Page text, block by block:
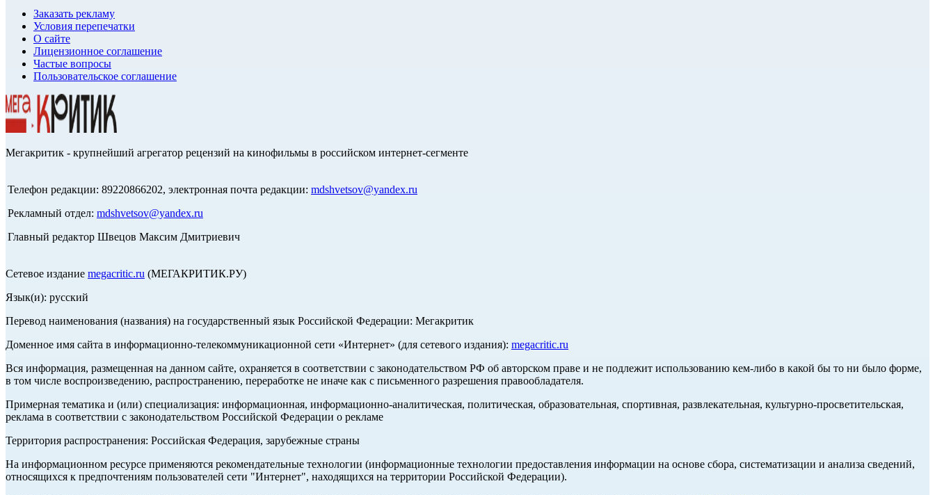
Заказать рекламу
Условия перепечатки
О сайте
Лицензионное соглашение
Частые вопросы
Пользовательское соглашение
Мегакритик - крупнейший агрегатор рецензий на кинофильмы в российском интернет-сегменте
Телефон редакции: 89220866202, электронная почта редакции: mdshvetsov@yandex.ru
Рекламный отдел: mdshvetsov@yandex.ru
Главный редактор Швецов Максим Дмитриевич
Сетевое издание megacritic.ru (МЕГАКРИТИК.РУ)
Язык(и): русский
Перевод наименования (названия) на государственный язык Российской Федерации: Мегакритик
Доменное имя сайта в информационно-телекоммуникационной сети «Интернет» (для сетевого издания): megacritic.ru
Вся информация, размещенная на данном сайте, охраняется в соответствии с законодательством РФ об авторском праве и не подлежит использованию кем-либо в какой бы то ни было форме,
в том числе воспроизведению, распространению, переработке не иначе как с письменного разрешения правообладателя.
Примерная тематика и (или) специализация: информационная, информационно-аналитическая, политическая, образовательная, спортивная, развлекательная, культурно-просветительская,
реклама в соответствии с законодательством Российской Федерации о рекламе
Территория распространения: Российская Федерация, зарубежные страны
На информационном ресурсе применяются рекомендательные технологии (информационные технологии предоставления информации на основе сбора, систематизации и анализа сведений,
относящихся к предпочтениям пользователей сети "Интернет", находящихся на территории Российской Федерации).